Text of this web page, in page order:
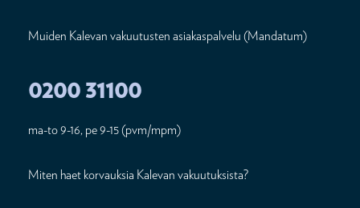
Muiden Kalevan vakuutusten asiakaspalvelu (Mandatum)
0200 31100
ma-to 9-16, pe 9-15 (pvm/mpm)
Miten haet korvauksia Kalevan vakuutuksista?